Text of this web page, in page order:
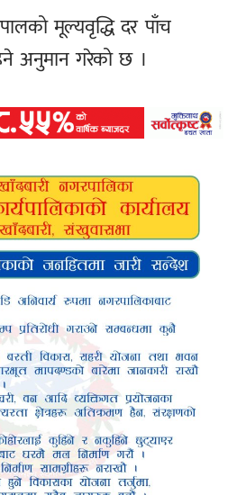
मूल्यवृद्धि दर पाँच
अनुमान गरेको छ ।